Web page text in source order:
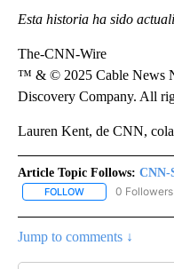
Esta historia ha sido
The-CNN-Wire
™ & © 2025 Cable News
Discovery Company. All
Lauren Kent, de CNN,
Article Topic Follows: CNN-
FOLLOW FOLLOW "CNN-
0 Followers
Jump to comments ↓